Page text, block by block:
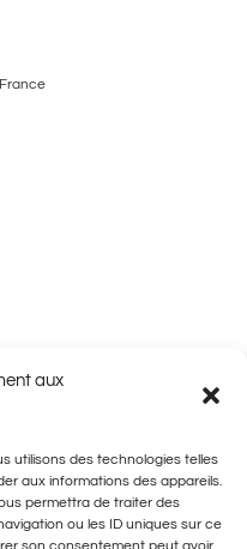
aux
utilisons des technologies telles
aux informations des appareils.
permettra de traiter des
ou les ID uniques sur ce